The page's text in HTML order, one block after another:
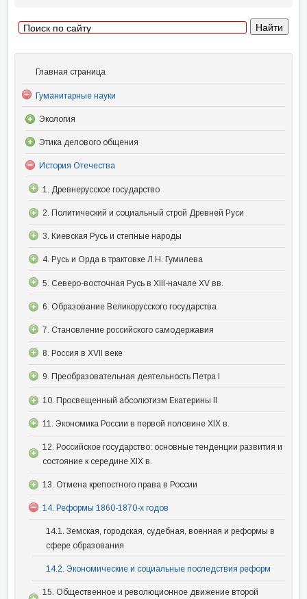
Главная страница
Гуманитарные науки
Экология
Этика делового общения
История Отечества
1. Древнерусское государство
2. Политический и социальный строй Древней Руси
3. Киевская Русь и степные народы
4. Русь и Орда в трактовке Л.Н. Гумилева
5. Северо-восточная Русь в XIII-начале XV вв.
6. Образование Великорусского государства
7. Становление российского самодержавия
8. Россия в XVII веке
9. Преобразовательная деятельность Петра I
10. Просвещенный абсолютизм Екатерины II
11. Экономика России в первой половине XIX в.
12. Российское государство: основные тенденции развития и
состояние к середине XIX в.
13. Отмена крепостного права в России
14. Реформы 1860-1870-х годов
14.1. Земская, городская, судебная, военная и реформы в
сфере образования
14.2. Экономические и социальные последствия реформ
15. Общественное и революционное движение второй